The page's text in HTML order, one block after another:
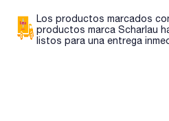
Los productos marcados
productos marca Scharlau
listos para una entrega